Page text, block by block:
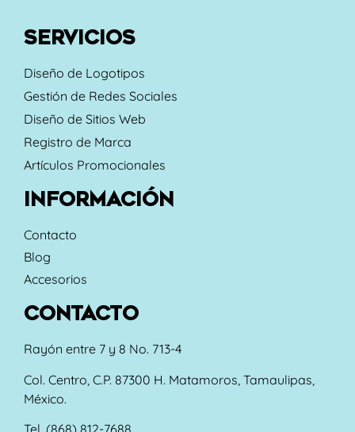
SERVICIOS
Diseño de Logotipos
Gestión de Redes Sociales
Diseño de Sitios Web
Registro de Marca
Artículos Promocionales
INFORMACIÓN
Contacto
Blog
Accesorios
CONTACTO
Rayón entre 7 y 8 No. 713-4
Col. Centro, C.P. 87300 H. Matamoros, Tamaulipas,
México.
Tel. (868) 812-7688